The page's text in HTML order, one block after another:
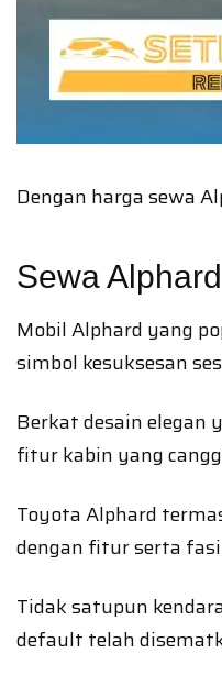
Dengan harga sewa
Sewa
Mobil Alphard yang
simbol kesuksesan
Berkat desain elegan
fitur kabin yang
Toyota Alphard
dengan fitur serta
Tidak satupun
default telah